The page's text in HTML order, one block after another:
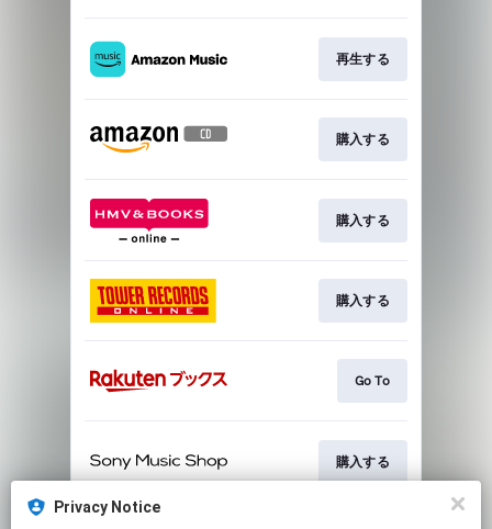
Privacy Notice
再生する
購入する
購入する
購入する
Go To
購入する